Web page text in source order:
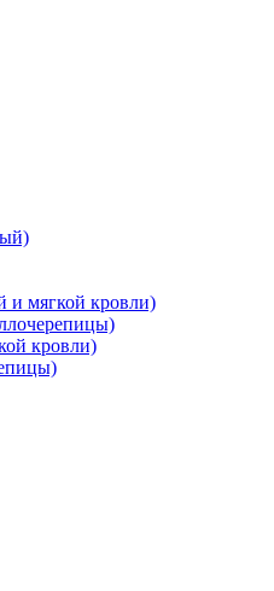
и мягкой кровли)
кровли)